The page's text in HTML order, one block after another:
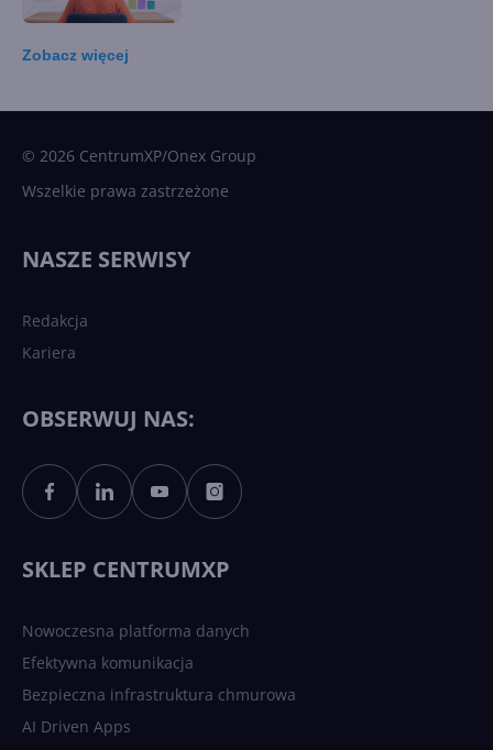
Sztuczna inteligencja po
polsku. Dość barier
Zobacz więcej
© 2026 CentrumXP/Onex Group
Wszelkie prawa zastrzeżone
NASZE SERWISY
Redakcja
Kariera
OBSERWUJ NAS:
SKLEP CENTRUMXP
Nowoczesna platforma danych
Efektywna komunikacja
Bezpieczna infrastruktura chmurowa
AI Driven Apps